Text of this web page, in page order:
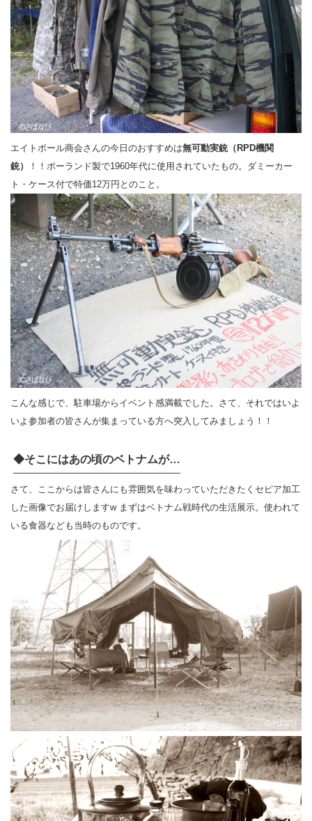
エイトボール商会さんの今日のおすすめは無可動実銃（RPD機関
銃）
！！ポーランド製で1960年代に使用されていたもの。ダミーカー
ト・ケース付で特価12万円とのこと。
こんな感じで、駐車場からイベント感満載でした。さて、それではいよ
いよ参加者の皆さんが集まっている方へ突入してみましょう！！
◆そこにはあの頃のベトナムが…
さて、ここからは皆さんにも雰囲気を味わっていただきたくセピア加工
した画像でお届けしますw まずはベトナム戦時代の生活展示。使われて
いる食器なども当時のものです。